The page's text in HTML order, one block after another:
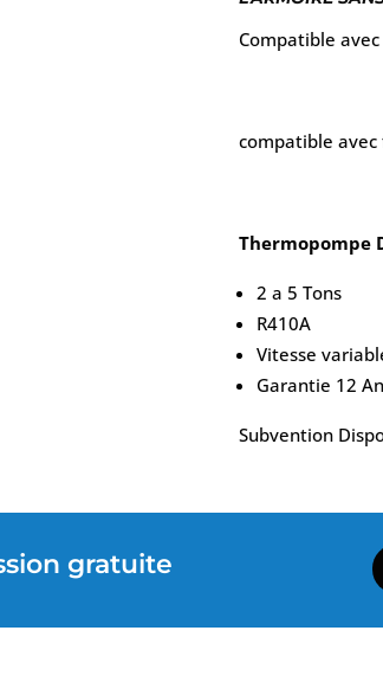
Compatible
compatible avec
Thermopompe
2 a 5 Tons
R410A
Vitesse
Garantie 12
Subvention
gratuite